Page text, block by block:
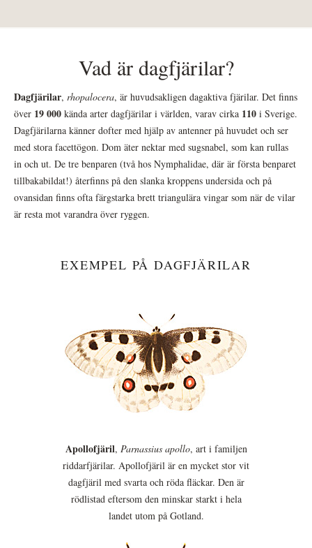
Vad är dagfjärilar?
Dagfjärilar, rhopalocera, är huvudsakligen dagaktiva fjärilar. Det finns
över 19 000 kända arter dagfjärilar i världen, varav cirka 110 i Sverige.
Dagfjärilarna känner dofter med hjälp av antenner på huvudet och ser
med stora facettögon. Dom äter nektar med sugsnabel, som kan rullas
in och ut. De tre benparen (två hos Nymphalidae, där är första benparet
tillbakabildat!) återfinns på den slanka kroppens undersida och på
ovansidan finns ofta färgstarka brett triangulära vingar som när de vilar
är resta mot varandra över ryggen.
EXEMPEL PÅ DAGFJÄRILAR
Apollofjäril, Parnassius apollo, art i familjen
riddarfjärilar. Apollofjäril är en mycket stor vit
dagfjäril med svarta och röda fläckar. Den är
rödlistad eftersom den minskar starkt i hela
landet utom på Gotland.